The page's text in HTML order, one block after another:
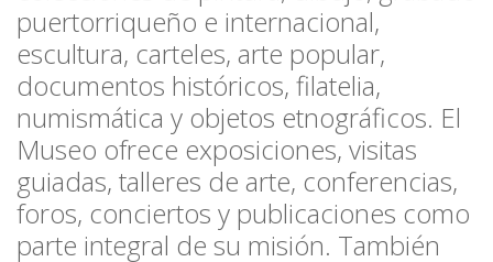
puertorriqueño e internacional,
escultura, carteles, arte popular,
documentos históricos, filatelia,
numismática y objetos etnográficos. El
Museo ofrece exposiciones, visitas
guiadas, talleres de arte, conferencias,
foros, conciertos y publicaciones como
parte integral de su misión. También